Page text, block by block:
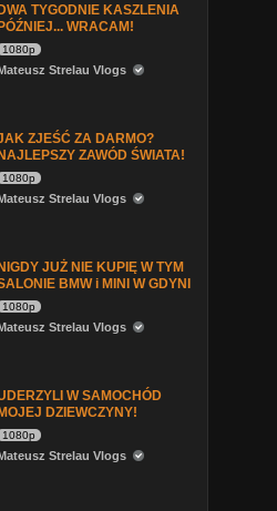
DWA TYGODNIE KASZLENIA
PÓŹNIEJ... WRACAM!
1080p
Strelau Vlogs
ZJEŚĆ ZA DARMO?
NAJLEPSZY ZAWÓD ŚWIATA!
1080p
Strelau Vlogs
NIGDY JUŻ NIE KUPIĘ W TYM
BMW i MINI W GDYNI
1080p
Strelau Vlogs
W SAMOCHÓD
MOJEJ DZIEWCZYNY!
1080p
Strelau Vlogs